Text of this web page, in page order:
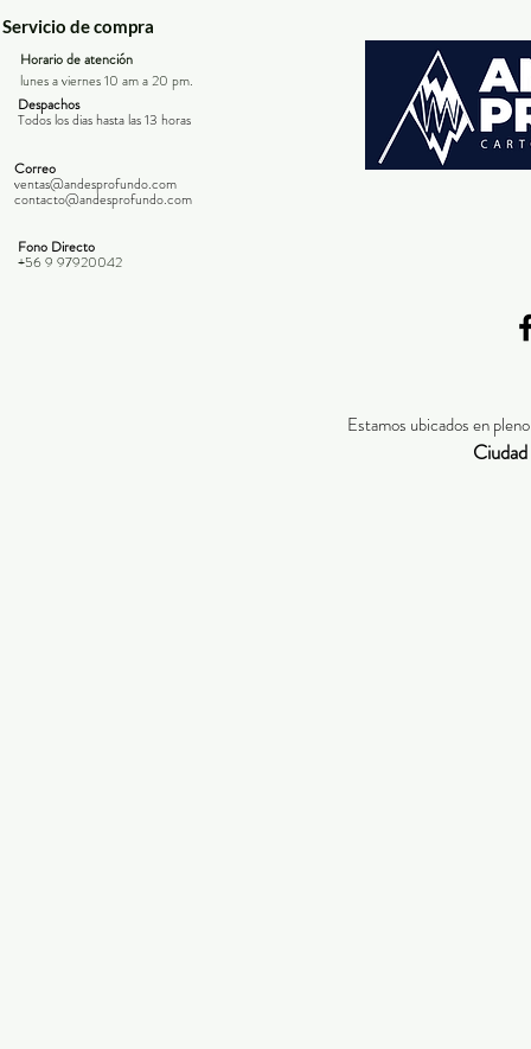
Servicio de compra
Horario de atención
lunes a viernes 10 am a 20 pm.
Despachos
Todos los dias hasta las 13 horas
Correo
ventas@andesprofundo.com
contacto@andesprofundo.com
Fono Directo
+56 9 97920042
Estamos ubicados en